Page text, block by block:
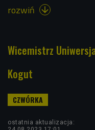
rozwiń 
Wicemistrz
Kogut
ostatnia aktualizacja: